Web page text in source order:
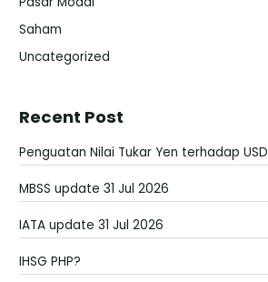
Saham
Uncategorized
Recent Post
Penguatan Nilai Tukar Yen terhadap USD
MBSS update 31 Jul 2026
IATA update 31 Jul 2026
IHSG PHP?